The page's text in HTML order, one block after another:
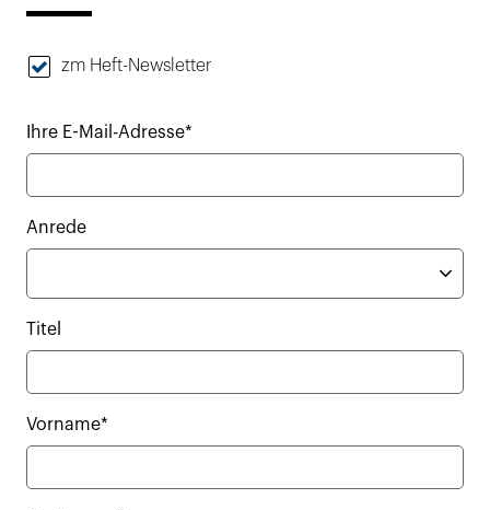
zm Heft-Newsletter
Ihre E-Mail-Adresse*
Anrede
Titel
Vorname*